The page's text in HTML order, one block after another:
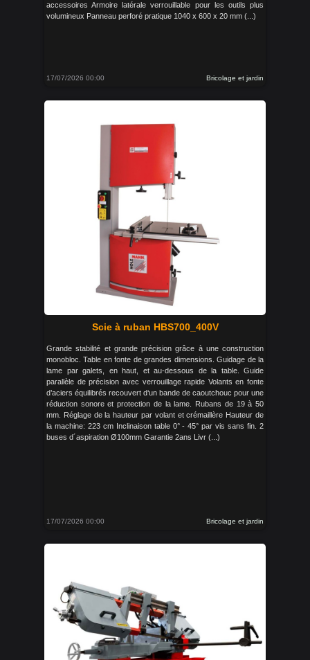
accessoires Armoire latérale verrouillable pour les outils plus
volumineux Panneau perforé pratique 1040 x 600 x 20 mm (...)
17/07/2026 00:00 Bricolage et jardin
Scie à ruban HBS700_400V
Grande stabilité et grande précision grâce à une construction
monobloc. Table en fonte de grandes dimensions. Guidage de la
lame par galets, en haut, et au-dessous de la table. Guide
parallèle de précision avec verrouillage rapide Volants en fonte
d’aciers équilibrés recouvert d‘un bande de caoutchouc pour une
réduction sonore et protection de la lame. Rubans de 19 à 50
mm. Réglage de la hauteur par volant et crémaillère Hauteur de
la machine: 223 cm Inclinaison table 0° - 45° par vis sans fin. 2
buses d´aspiration Ø100mm Garantie 2ans Livr (...)
17/07/2026 00:00 Bricolage et jardin